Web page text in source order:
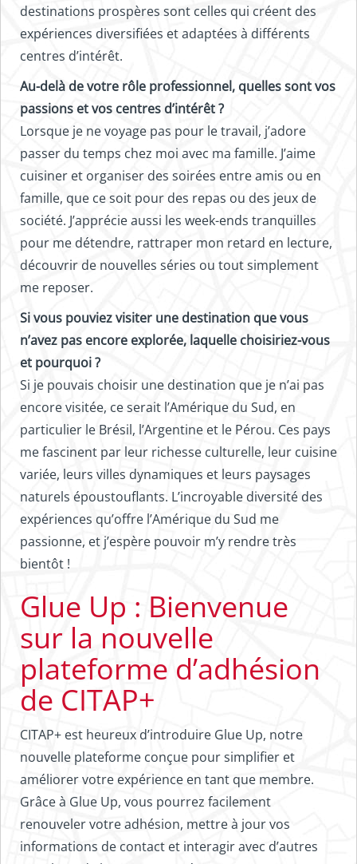
destinations prospères sont celles qui créent des
expériences diversifiées et adaptées à différents
centres d’intérêt.
Au-delà de votre rôle professionnel, quelles sont vos
passions et vos centres d’intérêt ?
Lorsque je ne voyage pas pour le travail, j’adore
passer du temps chez moi avec ma famille. J’aime
cuisiner et organiser des soirées entre amis ou en
famille, que ce soit pour des repas ou des jeux de
société. J’apprécie aussi les week-ends tranquilles
pour me détendre, rattraper mon retard en lecture,
découvrir de nouvelles séries ou tout simplement
me reposer.
Si vous pouviez visiter une destination que vous
n’avez pas encore explorée, laquelle choisiriez-vous
et pourquoi ?
Si je pouvais choisir une destination que je n’ai pas
encore visitée, ce serait l’Amérique du Sud, en
particulier le Brésil, l’Argentine et le Pérou. Ces pays
me fascinent par leur richesse culturelle, leur cuisine
variée, leurs villes dynamiques et leurs paysages
naturels époustouflants. L’incroyable diversité des
expériences qu’offre l’Amérique du Sud me
passionne, et j’espère pouvoir m’y rendre très
bientôt !
Glue Up : Bienvenue
sur la nouvelle
plateforme d’adhésion
de CITAP+
CITAP+ est heureux d’introduire Glue Up, notre
nouvelle plateforme conçue pour simplifier et
améliorer votre expérience en tant que membre.
Grâce à Glue Up, vous pourrez facilement
renouveler votre adhésion, mettre à jour vos
informations de contact et interagir avec d’autres